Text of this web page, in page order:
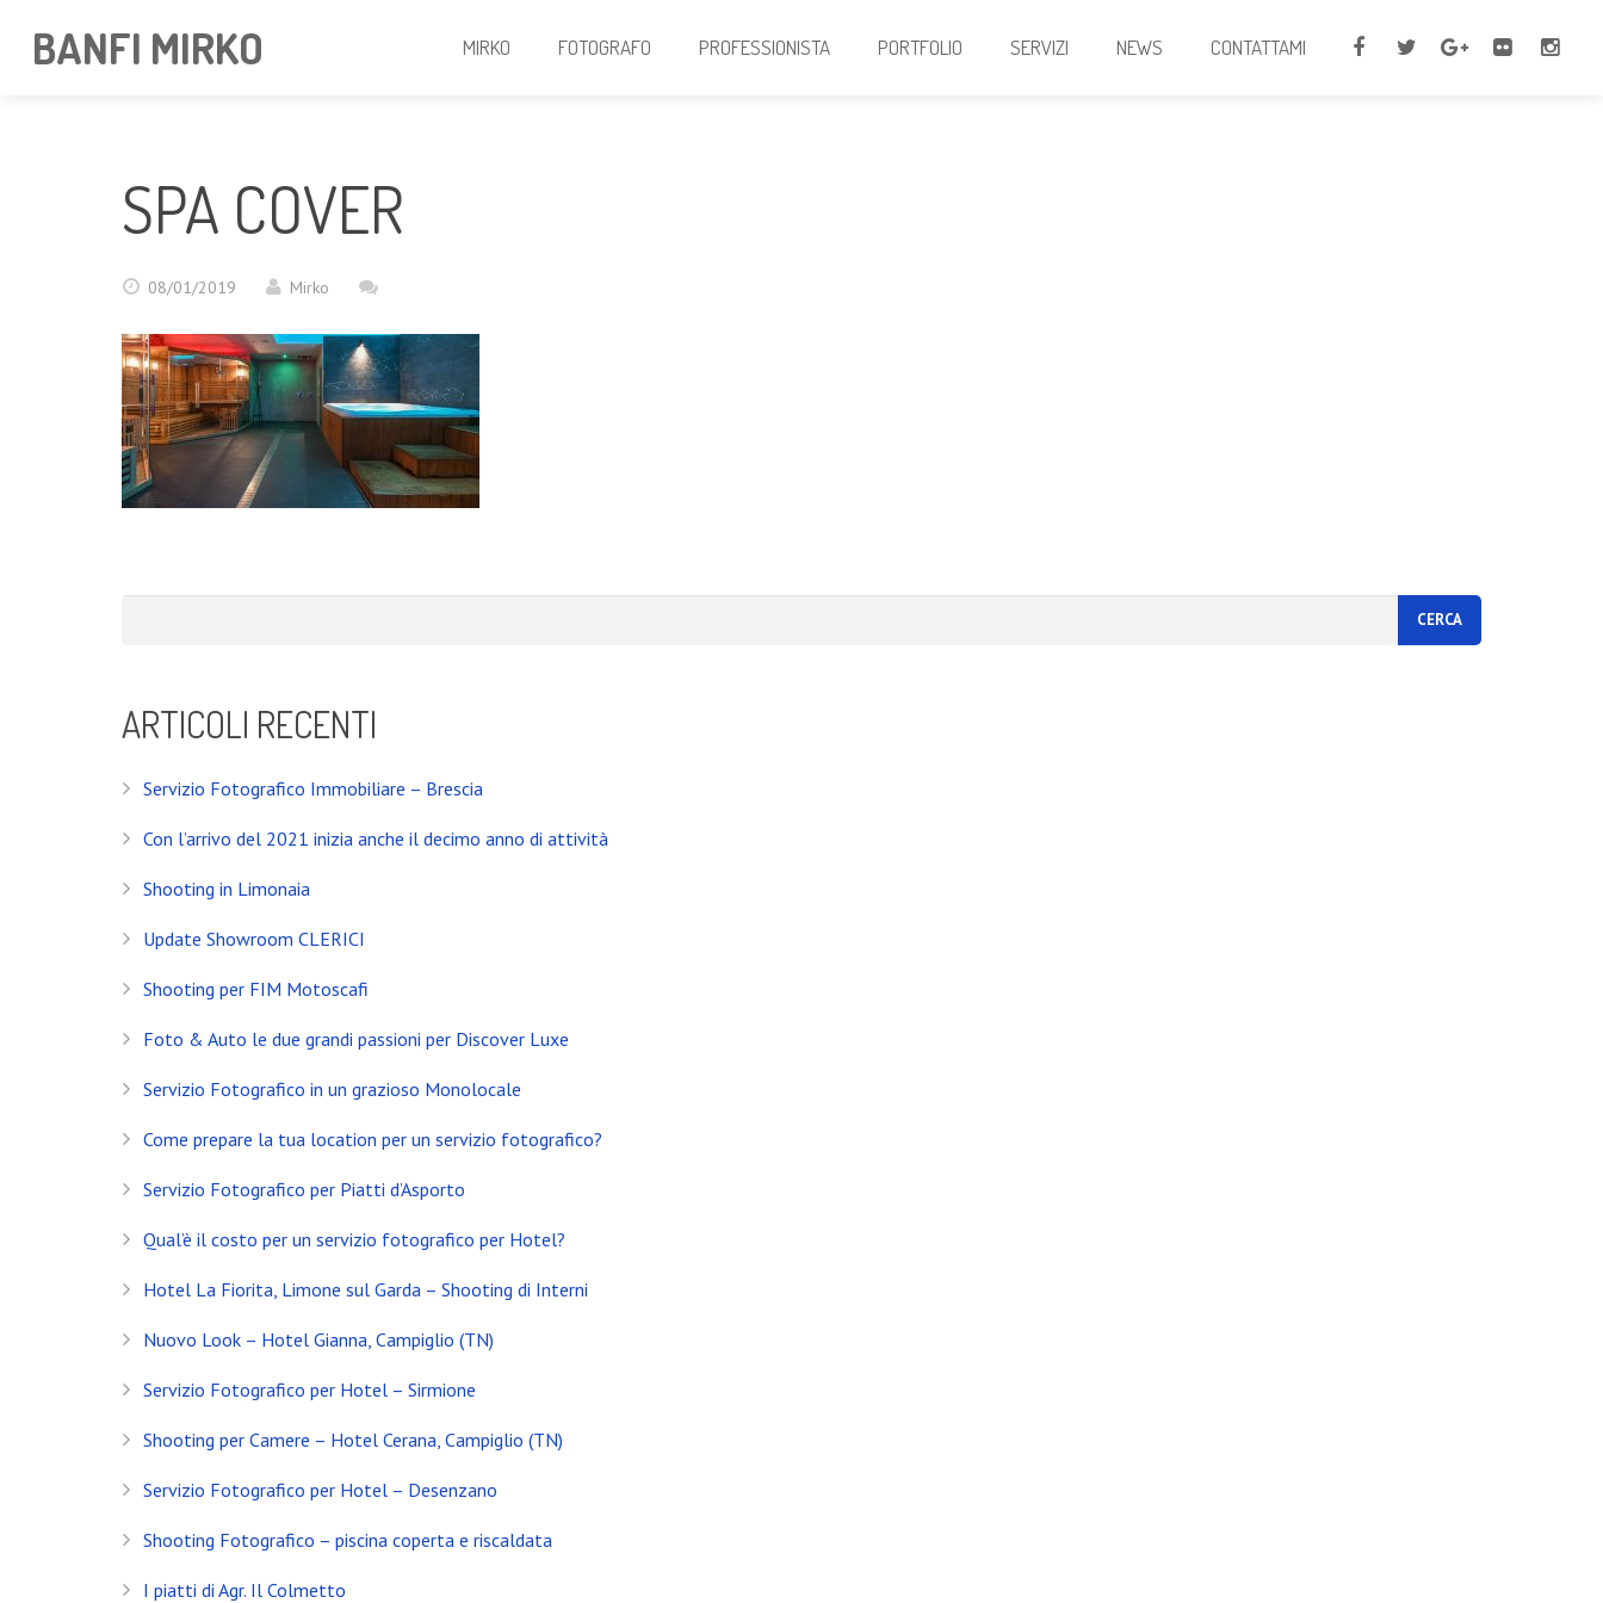
BANFI MIRKO MIRKO FOTOGRAFO PROFESSIONISTA PORTFOLIO SERVIZI NEWS CONTATTAMI
SPA COVER
08/01/2019 Mirko
ARTICOLI RECENTI
Servizio Fotografico Immobiliare – Brescia
Con l’arrivo del 2021 inizia anche il decimo anno di attività
Shooting in Limonaia
Update Showroom CLERICI
Shooting per FIM Motoscafi
Foto & Auto le due grandi passioni per Discover Luxe
Servizio Fotografico in un grazioso Monolocale
Come prepare la tua location per un servizio fotografico?
Servizio Fotografico per Piatti d’Asporto
Qual’è il costo per un servizio fotografico per Hotel?
Hotel La Fiorita, Limone sul Garda – Shooting di Interni
Nuovo Look – Hotel Gianna, Campiglio (TN)
Servizio Fotografico per Hotel – Sirmione
Shooting per Camere – Hotel Cerana, Campiglio (TN)
Servizio Fotografico per Hotel – Desenzano
Shooting Fotografico – piscina coperta e riscaldata
I piatti di Agr. Il Colmetto
INSTAGRAM